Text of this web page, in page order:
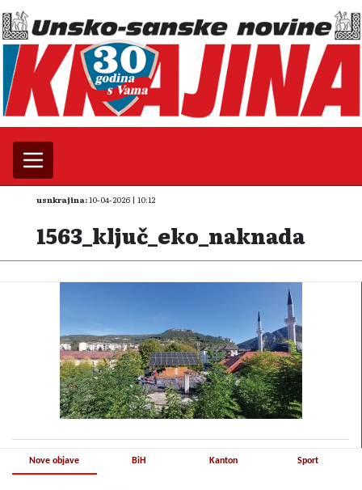
usnkrajina:10-04-2026 | 10:12
1563_ključ_eko_naknada
Nove objave BiH Kanton Sport